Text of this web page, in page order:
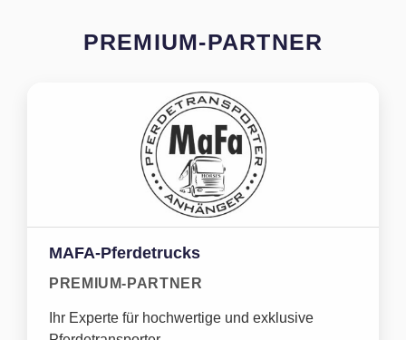
PREMIUM-PARTNER
MAFA-Pferdetrucks
PREMIUM-PARTNER
Ihr Experte für hochwertige und exklusive